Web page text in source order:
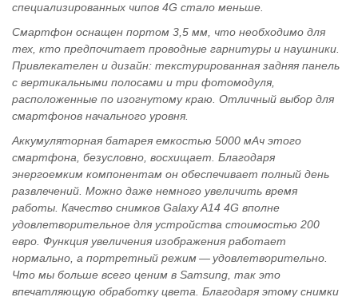
специализированных чипов 4G стало меньше.
Смартфон оснащен портом 3,5 мм, что необходимо для
тех, кто предпочитает проводные гарнитуры и наушники.
Привлекателен и дизайн: текстурированная задняя панель
с вертикальными полосами и три фотомодуля,
расположенные по изогнутому краю. Отличный выбор для
смартфонов начального уровня.
Аккумуляторная батарея емкостью 5000 мАч этого
смартфона, безусловно, восхищает. Благодаря
энергоемким компонентам он обеспечивает полный день
развлечений. Можно даже немного увеличить время
работы. Качество снимков Galaxy A14 4G вполне
удовлетворительное для устройства стоимостью 200
евро. Функция увеличения изображения работает
нормально, а портретный режим — удовлетворительно.
Что мы больше всего ценим в Samsung, так это
впечатляющую обработку цвета. Благодаря этому снимки